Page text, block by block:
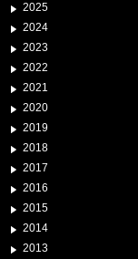
2025
2024
2023
2022
2021
2020
2019
2018
2017
2016
2015
2014
2013